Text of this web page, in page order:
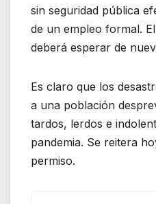
sin seguridad pública
de un empleo formal.
deberá esperar de
Es claro que los
a una población
tardos, lerdos e
pandemia. Se reitera
permiso.